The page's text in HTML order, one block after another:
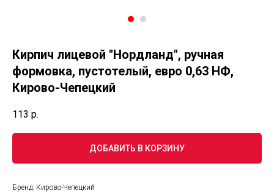
Кирпич лицевой "Нордланд", ручная
формовка, пустотелый, евро 0,63 НФ,
Кирово-Чепецкий
113 р.
ДОБАВИТЬ В КОРЗИНУ
Бренд: Кирово-Чепецкий